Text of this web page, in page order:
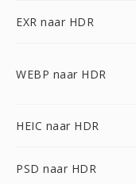
EXR naar HDR
WEBP naar HDR
HEIC naar HDR
PSD naar HDR